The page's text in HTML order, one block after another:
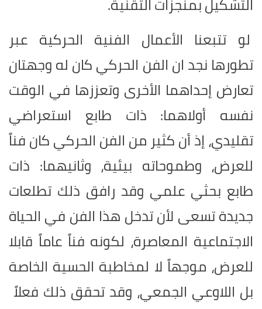
لو تتبعنا الأعمال الفنية الحركية عبر
تطورها نجد ان الفن الحركي كان له وجهتان
تعارض إحداهما الأخرى وتعززها في الوقت
نفسه أولاهما: ذات طابع استعراضي
تقليدي، إذ أن كثير من الفن الحركي كان فناً
للعرض، وطموحاته بيئية، وثانيهما: ذات
طابع بحثي علمي وقد رافق ذلك تطلعات
جديدة تسعى لأن تدخل هذا الفن في الحياة
الاجتماعية المعاصرة، لكونه فناً عاماً قابلا
للعرض، موجهاً لا لمخاطبة الحسية الخاصة
بل اللاوعي الجمعي، وقد تحقق ذلك فعلاً